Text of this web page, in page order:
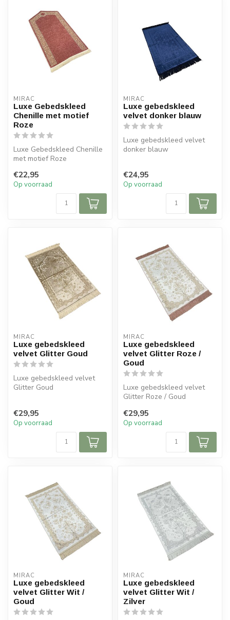
MIRAC
Luxe Gebedskleed
Chenille met motief
Roze
Luxe Gebedskleed Chenille
met motief Roze
€22,95
Op voorraad
MIRAC
Luxe gebedskleed
velvet donker blauw
Luxe gebedskleed velvet
donker blauw
€24,95
Op voorraad
MIRAC
Luxe gebedskleed
velvet Glitter Goud
Luxe gebedskleed velvet
Glitter Goud
€29,95
Op voorraad
MIRAC
Luxe gebedskleed
velvet Glitter Roze /
Goud
Luxe gebedskleed velvet
Glitter Roze / Goud
Afmeting: 120x70 cm
€29,95
Op voorraad
MIRAC
Luxe gebedskleed
velvet Glitter Wit /
Goud
MIRAC
Luxe gebedskleed
velvet Glitter Wit /
Zilver